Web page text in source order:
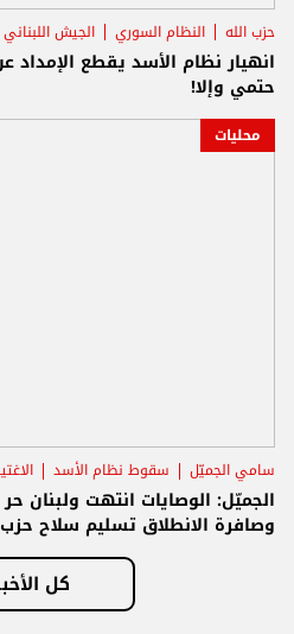
حزب الله النظام السوري الجيش اللبناني
انهيار نظام الأسد يقطع الإمداد
حتمي وإلا!
محليات
سامي الجميّل سقوط نظام الأسد
الجميّل: الوصايات انتهت
وصافرة الانطلاق تسليم سلاح حزب
كل